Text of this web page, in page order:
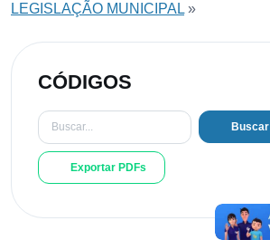
LEGISLAÇÃO MUNICIPAL »
CÓDIGOS
Buscar
Exportar PDFs